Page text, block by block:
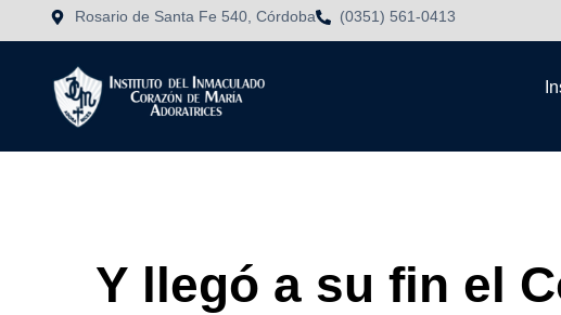
Rosario de Santa Fe 540, Córdoba (0351) 561-0413
Y llegó a su fin el